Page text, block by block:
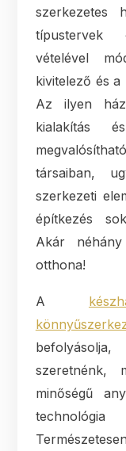
szerkezetes
típustervek
vételével
kivitelező és
Az ilyen
kialakítás
társaiban,
szerkezeti
építkezés
Akár
otthona!
A
szeretnénk,
minőségű